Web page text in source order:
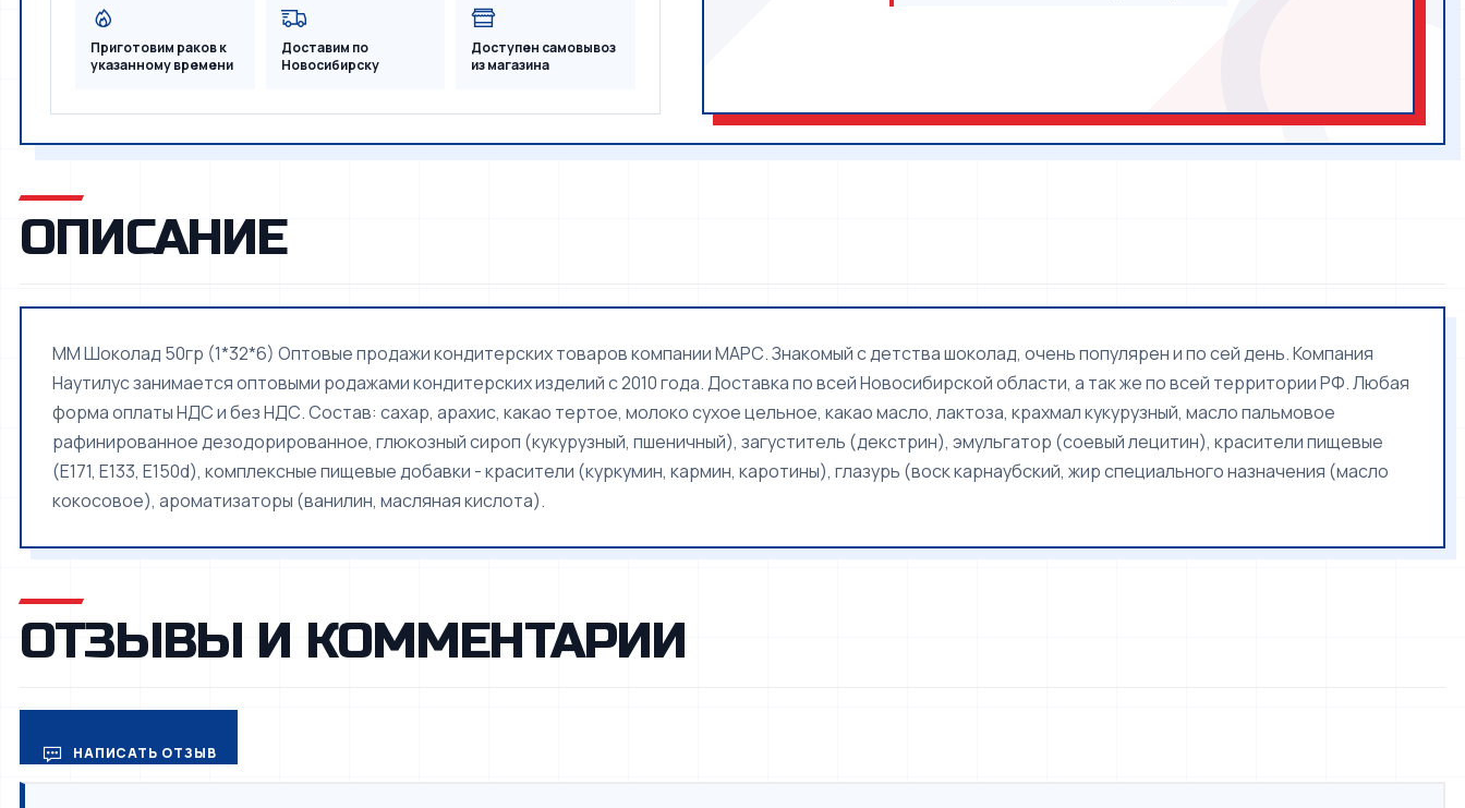
Приготовим раков к
указанному времени
Доставим по
Новосибирску
Доступен самовывоз
из магазина
ОПИСАНИЕ
ММ Шоколад 50гр (1*32*6) Оптовые продажи кондитерских товаров компании МАРС. Знакомый с детства шоколад, очень популярен и по сей день. Компания
Наутилус занимается оптовыми родажами кондитерских изделий с 2010 года. Доставка по всей Новосибирской области, а так же по всей территории РФ. Любая
форма оплаты НДС и без НДС. Состав: сахар, арахис, какао тертое, молоко сухое цельное, какао масло, лактоза, крахмал кукурузный, масло пальмовое
рафинированное дезодорированное, глюкозный сироп (кукурузный, пшеничный), загуститель (декстрин), эмульгатор (соевый лецитин), красители пищевые
(Е171, Е133, Е150d), комплексные пищевые добавки - красители (куркумин, кармин, каротины), глазурь (воск карнаубский, жир специального назначения (масло
кокосовое), ароматизаторы (ванилин, масляная кислота).
ОТЗЫВЫ И КОММЕНТАРИИ
НАПИСАТЬ ОТЗЫВ